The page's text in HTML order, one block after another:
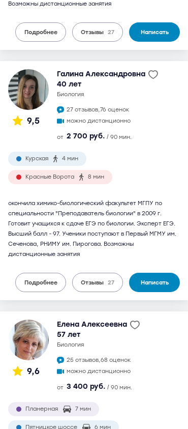
Возможны дистанционные занятия
Подробнее Отзывы 27 Написать
9,5
Галина Александровна
40 лет
биология
27 отзывов,76 оценок
можно дистанционно
от 2 700 руб. / 90 мин.
Курская 4 мин
Красные Ворота 8 мин
окончила химико-биологический факультет МГПУ по
специальности "Преподаватель биологии" в 2009 г.
Готовит учащихся к сдаче ЕГЭ по биологии. Эксперт ЕГЭ.
Высший балл - 97. Ученики поступают в Первый МГМУ им.
Сеченова, РНИМУ им. Пирогова. Возможны
дистанционные занятия
Подробнее Отзывы 27 Написать
9,6
Елена Алексеевна
57 лет
биология
25 отзывов,68 оценок
можно дистанционно
от 3 400 руб. / 90 мин.
Планерная 7 мин
Пятницкое шоссе 6 мин